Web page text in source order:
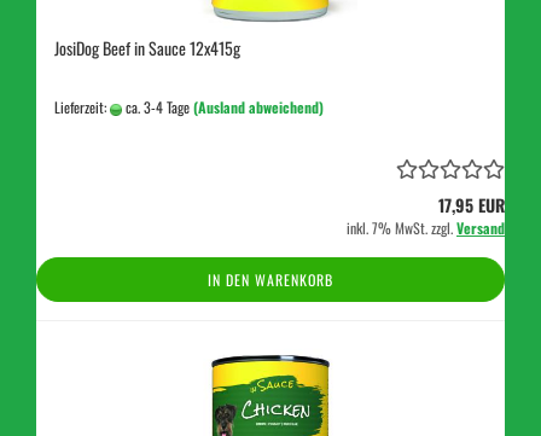
JosiDog Beef in Sauce 12x415g
Lieferzeit: ca. 3-4 Tage(Ausland abweichend)
17,95 EUR
inkl. 7% MwSt. zzgl.Versand
IN DEN WARENKORB